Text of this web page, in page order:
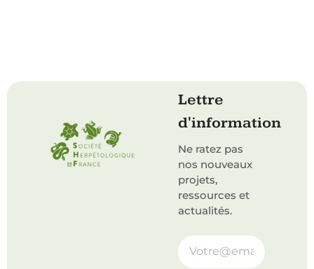
Lettre
d'information
Ne ratez pas
nos nouveaux
projets,
ressources et
actualités.